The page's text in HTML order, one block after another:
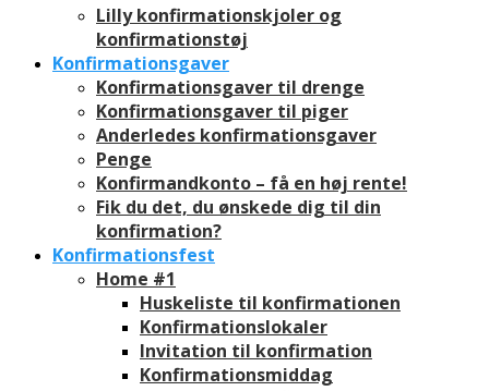
Lilly konfirmationskjoler og
konfirmationstøj
Konfirmationsgaver
Konfirmationsgaver til drenge
Konfirmationsgaver til piger
Anderledes konfirmationsgaver
Penge
Konfirmandkonto – få en høj rente!
Fik du det, du ønskede dig til din
konfirmation?
Konfirmationsfest
Home #1
Huskeliste til konfirmationen
Konfirmationslokaler
Invitation til konfirmation
Konfirmationsmiddag